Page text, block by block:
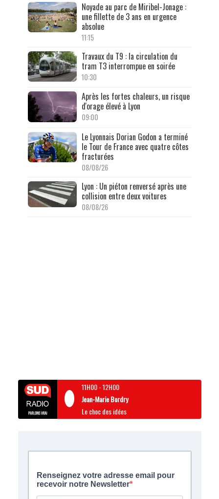
Noyade au parc de Miribel-Jonage :
une fillette de 3 ans en urgence
absolue
11:15
Travaux du T9 : la circulation du
tram T3 interrompue en soirée
10:30
Après les fortes chaleurs, un risque
d'orage élevé à Lyon
09:00
Le Lyonnais Dorian Godon a terminé
le Tour de France avec quatre côtes
fracturées
08/08/26
Lyon : Un piéton renversé après une
collision entre deux voitures
08/08/26
11H00-12H00
Jean-Marie Bordry
Le choc des idées